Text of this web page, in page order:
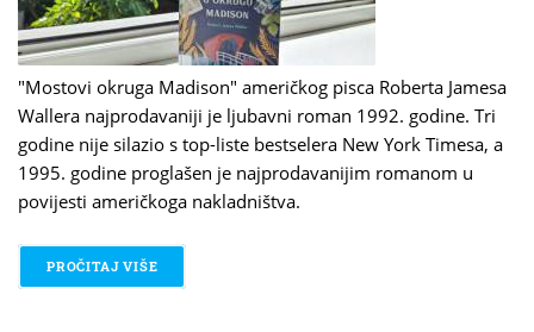
"Mostovi okruga Madison" američkog pisca Roberta Jamesa
Wallera najprodavaniji je ljubavni roman 1992. godine. Tri
godine nije silazio s top-liste bestselera New York Timesa, a
1995. godine proglašen je najprodavanijim romanom u
povijesti američkoga nakladništva.
PROČITAJ VIŠE